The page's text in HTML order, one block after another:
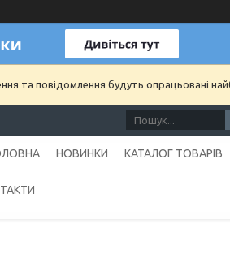
та повідомлення будуть опрацьовані
НОВИНКИ КАТАЛОГ ТОВАРІВ